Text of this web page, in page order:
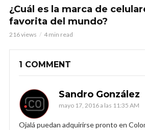
¿Cuál es la marca de
favorita del mundo?
216 views 4 min read
1 COMMENT
Sandro González
mayo 17, 2016 a las 11:35 AM
Ojalá puedan adquirirse pronto en